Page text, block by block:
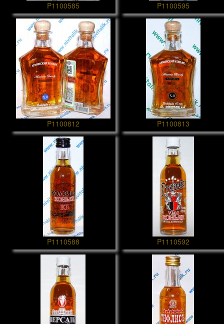
P1100585 P1100595
P1100812 P1100813
P1110588 P1110592